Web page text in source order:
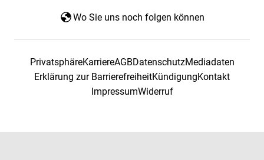
Wo Sie uns noch folgen können
PrivatsphäreKarriereAGBDatenschutzMediadaten
Erklärung zur BarrierefreiheitKündigungKontakt
ImpressumWiderruf